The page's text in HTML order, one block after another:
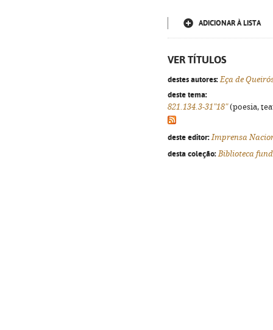
ADICIONAR À LISTA
VER TÍTULOS
destes autores: Eça de
deste tema:
821.134.3-31"18"(poesia,
deste editor: Imprensa
desta coleção: Biblioteca